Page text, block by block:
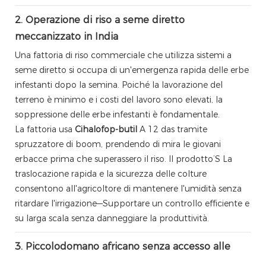
2. Operazione di riso a seme diretto
meccanizzato in India
Una fattoria di riso commerciale che utilizza sistemi a
seme diretto si occupa di un'emergenza rapida delle erbe
infestanti dopo la semina. Poiché la lavorazione del
terreno è minimo e i costi del lavoro sono elevati, la
soppressione delle erbe infestanti è fondamentale.
La fattoria usa Cihalofop-butil A 12 das tramite
spruzzatore di boom, prendendo di mira le giovani
erbacce prima che superassero il riso. Il prodotto’S La
traslocazione rapida e la sicurezza delle colture
consentono all'agricoltore di mantenere l'umidità senza
ritardare l'irrigazione—Supportare un controllo efficiente e
su larga scala senza danneggiare la produttività.
3. Piccolodomano africano senza accesso alle